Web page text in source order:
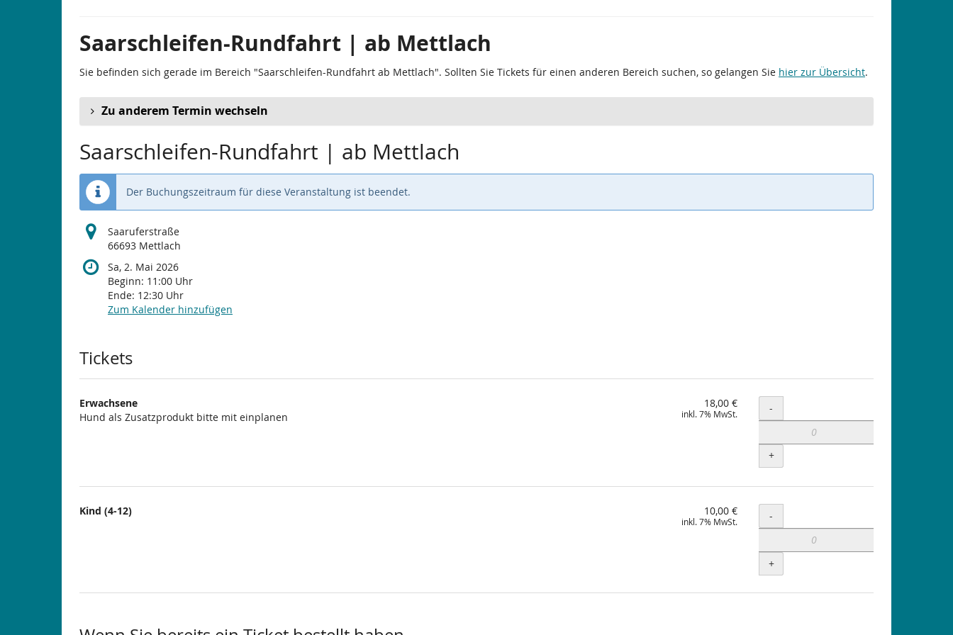
Saarschleifen-Rundfahrt | ab Mettlach
Sie befinden sich gerade im Bereich "Saarschleifen-Rundfahrt ab Mettlach". Sollten Sie Tickets für einen anderen Bereich suchen, so gelangen Sie hier zur Übersicht.
Zu anderem Termin wechseln
Saarschleifen-Rundfahrt | ab Mettlach
Der Buchungszeitraum für diese Veranstaltung ist beendet.
Saaruferstraße
66693 Mettlach
Sa, 2. Mai 2026
Beginn: 11:00 Uhr
Ende: 12:30 Uhr
Zum Kalender hinzufügen
Produkte
Tickets
Erwachsene
Hund als Zusatzprodukt bitte mit einplanen
18,00 €
inkl. 7% MwSt. Menge
-
+
Kind (4-12) 10,00 €
inkl. 7% MwSt. Menge
-
+